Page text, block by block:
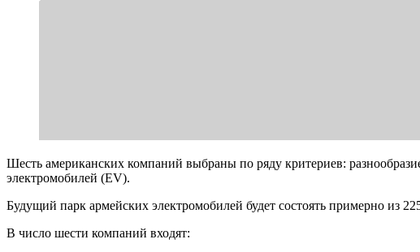
Шесть американских компаний выбраны по ряду критериев:
электромобилей (EV).
Будущий парк армейских электромобилей будет состоять примерно из
В число шести компаний входят: